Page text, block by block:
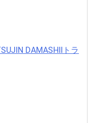
DAMASHIIトラ